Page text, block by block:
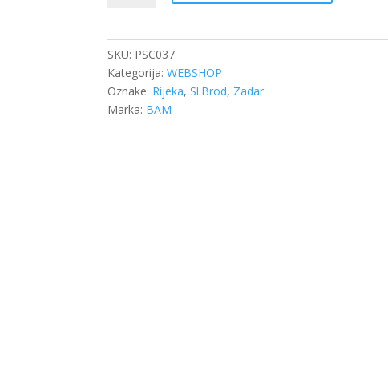
SKU: PSC037
Kategorija:WEBSHOP
Oznake: Rijeka,Sl.Brod, Zadar
Marka: BAM